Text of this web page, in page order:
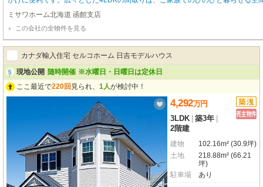
い2台分を確保しています。耐震・制震構造で安心の住まい。エコジョーズ、
る浴室、ウォークインクローゼット、全居室収納、開放感のある天井高2.5m以
ます。ツルハドラッグ徒歩2分、ローソン徒歩4分、桔梗小学校徒歩9分と、生
帯にも暮らしやすい環境です。ぜひこの機会にご家族皆様でご見学ください。
ミサワホーム北海道 函館支店
この会社の全物件を見る
カナダ輸入住宅 セルコホーム 日吉モデルハウス
現地公開 随時開催 ※水曜日・日曜日は定休日
ここ最近で220回 見られ、 1人が検討中！
4,292万円
3LDK 築3年
2階建
建物
102.16m² (30.9坪)
土地
218.88m² (66.21
坪)
駐車場
あり